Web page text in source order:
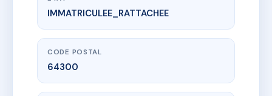
www.vme.plus/AJ2183390
5 à 9 Place Brossers
9 Place Brossers
IMMATRICULEE_RATTACHEE
CODE POSTAL
64300